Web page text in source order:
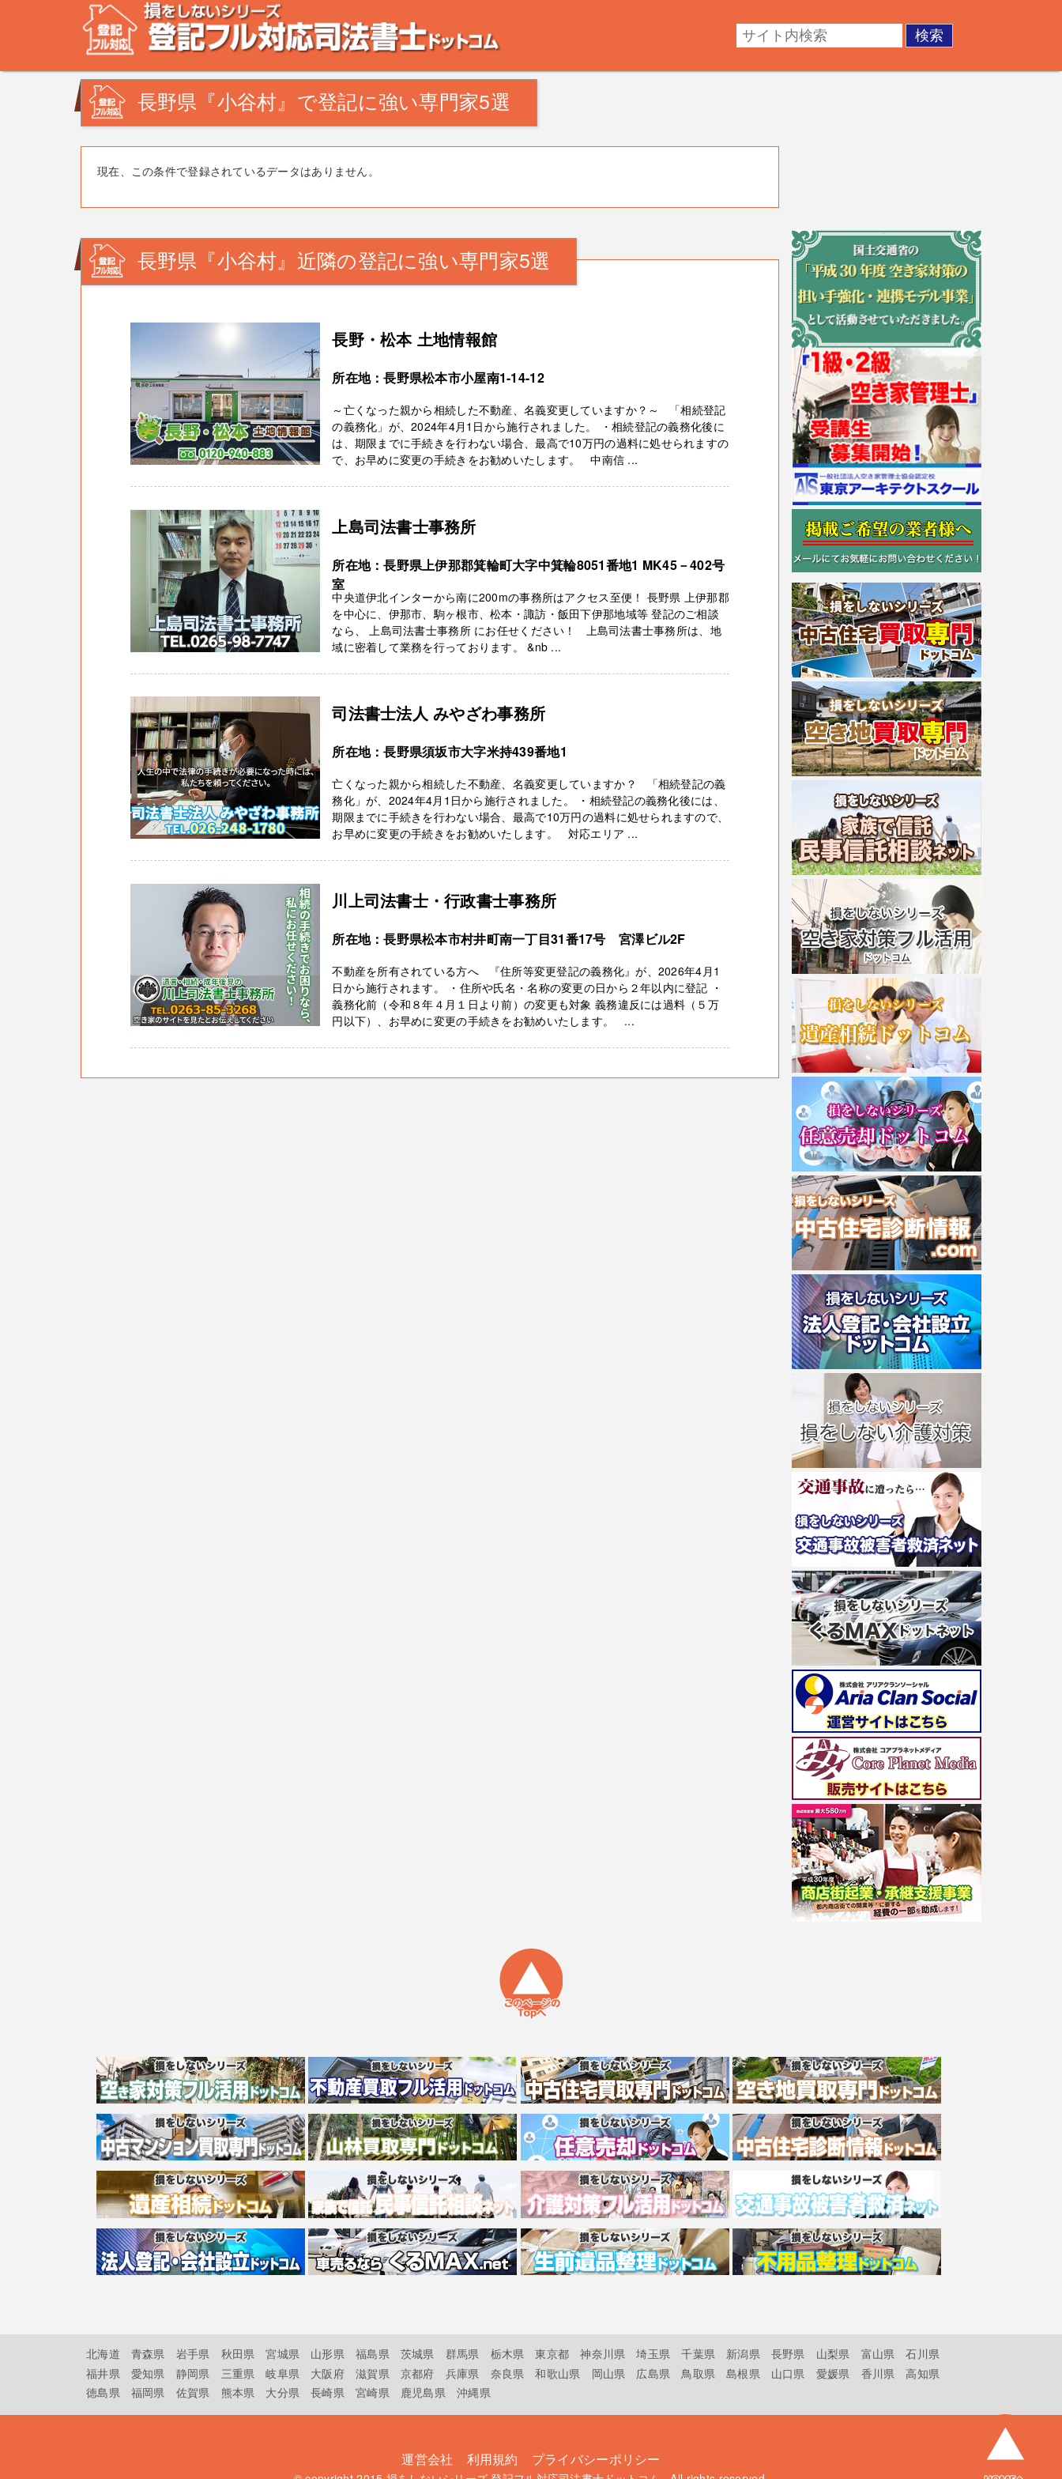
不動産登記の相談なら、登記フル対応司法書士ドットコム。田舎の空き家・空き地の対策でお悩みの方。相続登記・不動産の処分・遺産分割・成年後見。不動産の調査・測量・登記など。あなたの悩
みを司法書士・土地家屋調査士が解決致します！
長野県『小谷村』で登記に強い専門家5選
現在、この条件で登録されているデータはありません。
長野県『小谷村』近隣の登記に強い専門家5選
長野・松本 土地情報館
所在地：長野県松本市小屋南1-14-12
～亡くなった親から相続した不動産、名義変更していますか？～ 「相続登記
の義務化」が、2024年4月1日から施行されました。 ・相続登記の義務化後に
は、期限までに手続きを行わない場合、最高で10万円の過料に処せられますの
で、お早めに変更の手続きをお勧めいたします。 中南信 ...
上島司法書士事務所
所在地：長野県上伊那郡箕輪町大字中箕輪8051番地1 MK45－402号
室
中央道伊北インターから南に200mの事務所はアクセス至便！ 長野県 上伊那郡
を中心に、伊那市、駒ヶ根市、松本・諏訪・飯田下伊那地域等 登記のご相談
なら、 上島司法書士事務所 にお任せください！ 上島司法書士事務所は、地
域に密着して業務を行っております。 &nb ...
司法書士法人 みやざわ事務所
所在地：長野県須坂市大字米持439番地1
亡くなった親から相続した不動産、名義変更していますか？ 「相続登記の義
務化」が、2024年4月1日から施行されました。 ・相続登記の義務化後には、
期限までに手続きを行わない場合、最高で10万円の過料に処せられますので、
お早めに変更の手続きをお勧めいたします。 対応エリア ...
川上司法書士・行政書士事務所
所在地：長野県松本市村井町南一丁目31番17号 宮澤ビル2F
不動産を所有されている方へ 『住所等変更登記の義務化』が、2026年4月1
日から施行されます。 ・住所や氏名・名称の変更の日から２年以内に登記 ・
義務化前（令和８年４月１日より前）の変更も対象 義務違反には過料（５万
円以下）、お早めに変更の手続きをお勧めいたします。 ...
北海道 青森県 岩手県 秋田県 宮城県 山形県 福島県 茨城県 群馬県 栃木県 東京都 神奈川県 埼玉県 千葉県 新潟県 長野県 山梨県 富山県
石川県
福井県
愛知県 静岡県 三重県 岐阜県 大阪府 滋賀県 京都府 兵庫県 奈良県 和歌山県 岡山県 広島県 鳥取県 島根県 山口県 愛媛県 香川県
高知県
徳島県
福岡県 佐賀県 熊本県 大分県 長崎県 宮崎県 鹿児島県 沖縄県
運営会社 利用規約 プライバシーポリシー